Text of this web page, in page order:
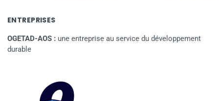
ENTREPRISES
OGETAD-AOS : une entreprise au service du développement
durable